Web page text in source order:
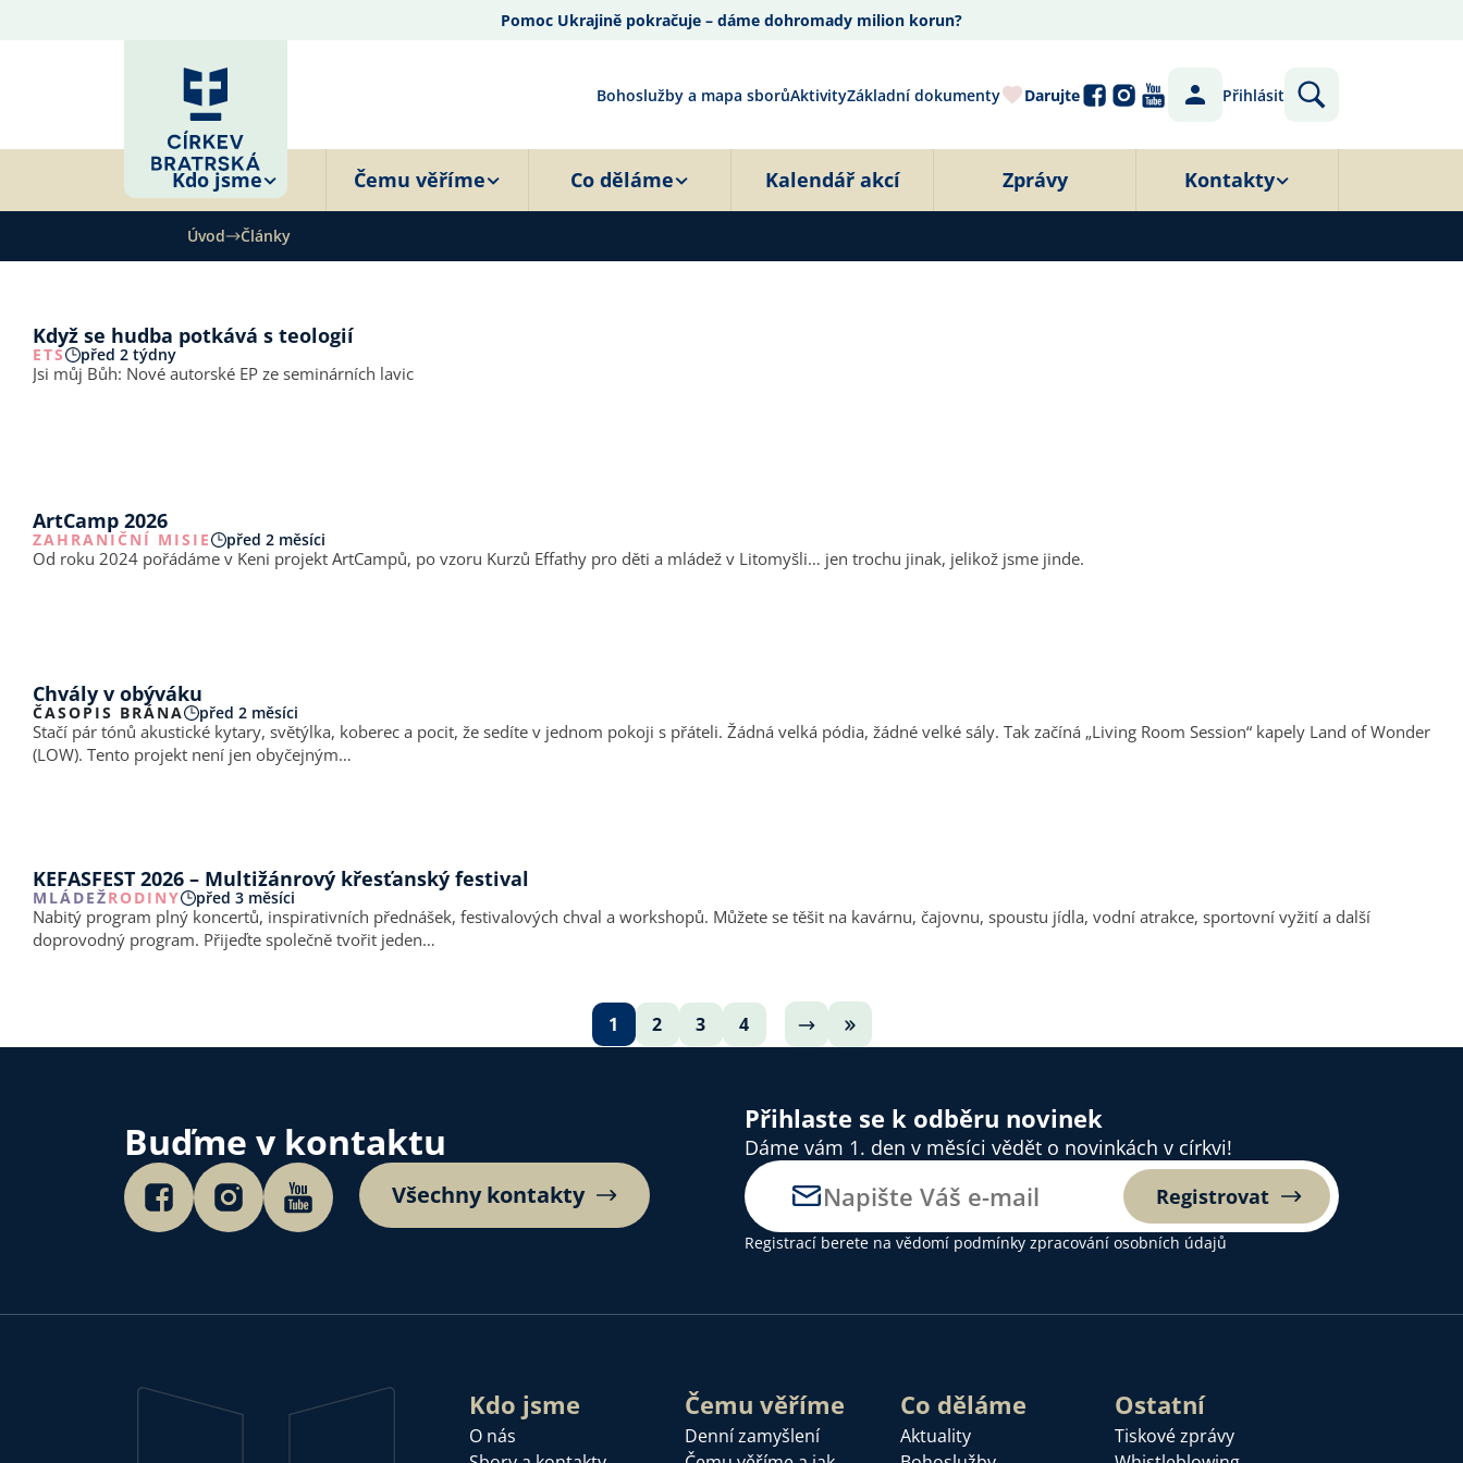
Pomoc Ukrajině pokračuje – dáme dohromady milion korun?
Bohoslužby a mapa sborůAktivityZákladní dokumenty Darujte Přihlásit
Kdo jsme Čemu věříme Co děláme Kalendář akcí Zprávy Kontakty
Úvod Články
Když se hudba potkává s teologií
ETS před 2 týdny
Jsi můj Bůh: Nové autorské EP ze seminárních lavic
ArtCamp 2026
ZAHRANIČNÍ MISIE před 2 měsíci
Od roku 2024 pořádáme v Keni projekt ArtCampů, po vzoru Kurzů Effathy pro děti a mládež v Litomyšli… jen trochu jinak, jelikož jsme jinde.
Chvály v obýváku
ČASOPIS BRÁNA před 2 měsíci
Stačí pár tónů akustické kytary, světýlka, koberec a pocit, že sedíte v jednom pokoji s přáteli. Žádná velká pódia, žádné velké sály. Tak začíná „Living Room Session“ kapely Land of Wonder
(LOW). Tento projekt není jen obyčejným…
KEFASFEST 2026 – Multižánrový křesťanský festival
MLÁDEŽRODINY před 3 měsíci
Nabitý program plný koncertů, inspirativních přednášek, festivalových chval a workshopů. Můžete se těšit na kavárnu, čajovnu, spoustu jídla, vodní atrakce, sportovní vyžití a další
doprovodný program. Přijeďte společně tvořit jeden…
1 2 3 4
Buďme v kontaktu
Všechny kontakty
Přihlaste se k odběru novinek
Dáme vám 1. den v měsíci vědět o novinkách v církvi!
Registrovat
Registrací berete na vědomí podmínky zpracování osobních údajů
Kdo jsme
O nás
Čemu věříme
Denní zamyšlení
Co děláme
Aktuality
Ostatní
Tiskové zprávy